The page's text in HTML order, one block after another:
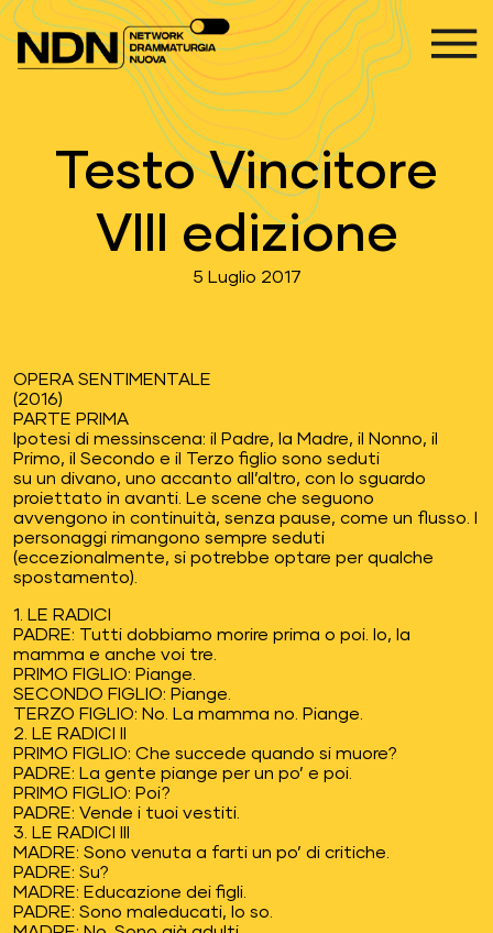
Vai al contenuto
Navigazione principale
Testo Vincitore
VIII edizione
5 Luglio 2017
OPERA SENTIMENTALE
(2016)
PARTE PRIMA
Ipotesi di messinscena: il Padre, la Madre, il Nonno, il
Primo, il Secondo e il Terzo figlio sono seduti
su un divano, uno accanto all’altro, con lo sguardo
proiettato in avanti. Le scene che seguono
avvengono in continuità, senza pause, come un flusso. I
personaggi rimangono sempre seduti
(eccezionalmente, si potrebbe optare per qualche
spostamento).
1. LE RADICI
PADRE: Tutti dobbiamo morire prima o poi. Io, la
mamma e anche voi tre.
PRIMO FIGLIO: Piange.
SECONDO FIGLIO: Piange.
TERZO FIGLIO: No. La mamma no. Piange.
2. LE RADICI II
PRIMO FIGLIO: Che succede quando si muore?
PADRE: La gente piange per un po’ e poi.
PRIMO FIGLIO: Poi?
PADRE: Vende i tuoi vestiti.
3. LE RADICI III
MADRE: Sono venuta a farti un po’ di critiche.
PADRE: Su?
MADRE: Educazione dei figli.
PADRE: Sono maleducati, lo so.